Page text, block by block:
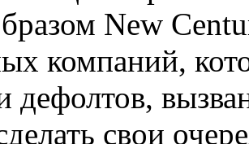
New
компаний,
дефолтов,
свои